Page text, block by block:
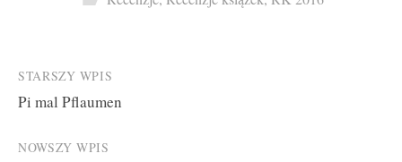
Post
navigation
STARSZY WPIS
Pi mal Pflaumen
NOWSZY WPIS